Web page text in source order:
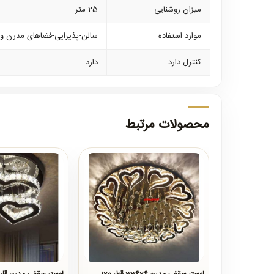
میزان روشنایی
25 متر
موارد استفاده
سالن-پذیرایی-فضاهای مدرن
کنترل دارد
دارد
محصولات مرتبط